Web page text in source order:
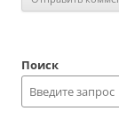
Поиск